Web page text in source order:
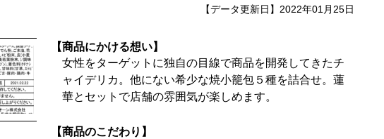
【データ更新日】2022年01月25日
【商品にかける想い】
女性をターゲットに独自の目線で商品を開発してきたチ
ャイデリカ。他にない希少な焼小籠包５種を詰合せ。蓮
華とセットで店舗の雰囲気が楽しめます。
【商品のこだわり】